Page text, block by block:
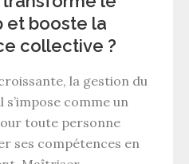
et booste la
collective ?
la gestion du
comme un
toute personne
ses compétences en